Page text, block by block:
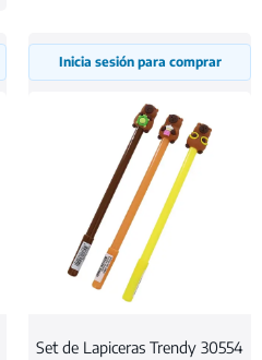
Inicia sesión para comprar
Set de Lapiceras Trendy 30554